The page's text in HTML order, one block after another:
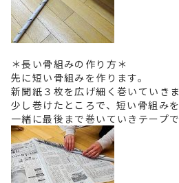
＊長い骨組みの作り方＊
先に短い骨組みを作ります。
新聞紙３枚を広げ細く巻いていきま
少し巻けたところで、短い骨組み
一緒に最後まで巻いていきテープ